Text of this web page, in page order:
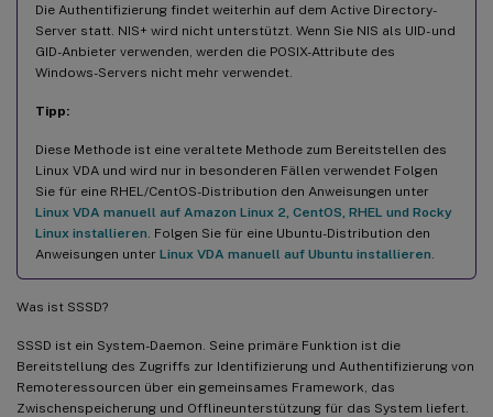
Die Authentifizierung findet weiterhin auf dem Active Directory-
Server statt. NIS+ wird nicht unterstützt. Wenn Sie NIS als UID- und
GID-Anbieter verwenden, werden die POSIX-Attribute des
Windows-Servers nicht mehr verwendet.
Tipp:
Diese Methode ist eine veraltete Methode zum Bereitstellen des
Linux VDA und wird nur in besonderen Fällen verwendet Folgen
Sie für eine RHEL/CentOS-Distribution den Anweisungen unter
Linux VDA manuell auf Amazon Linux 2, CentOS, RHEL und Rocky
Linux installieren . Folgen Sie für eine Ubuntu-Distribution den
Anweisungen unter Linux VDA manuell auf Ubuntu installieren
Was ist SSSD?
SSSD ist ein System-Daemon. Seine primäre Funktion ist die
Bereitstellung des Zugriffs zur Identifizierung und Authentifizierung von
Remoteressourcen über ein gemeinsames Framework, das
Zwischenspeicherung und Offlineunterstützung für das System liefert.